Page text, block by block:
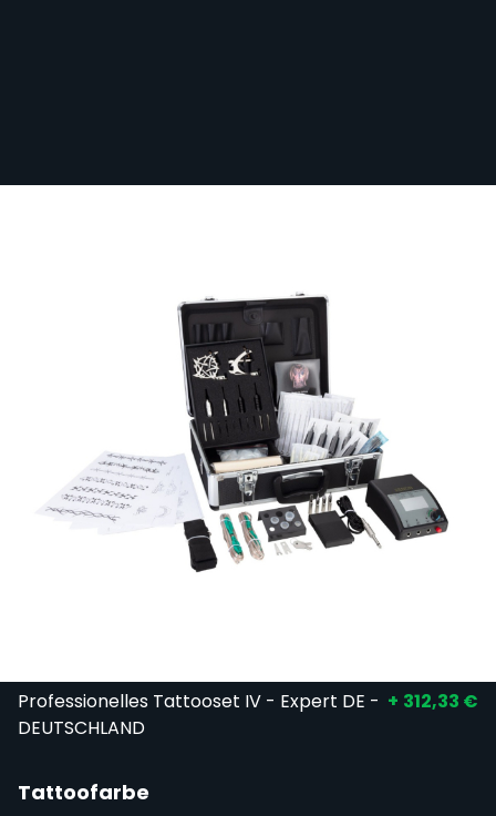
Professionelles Tattooset IV - Expert
TAT-KIT-004DE
Bezahlen Sie in 4 zinsfreien Raten zu je 81,06 €
mit
PayPal.
Zahlen Sie81,06 €
Professionelles Tattooset IV - Expert DE -
DEUTSCHLAND
+ 312,33 €
Tattoofarbe